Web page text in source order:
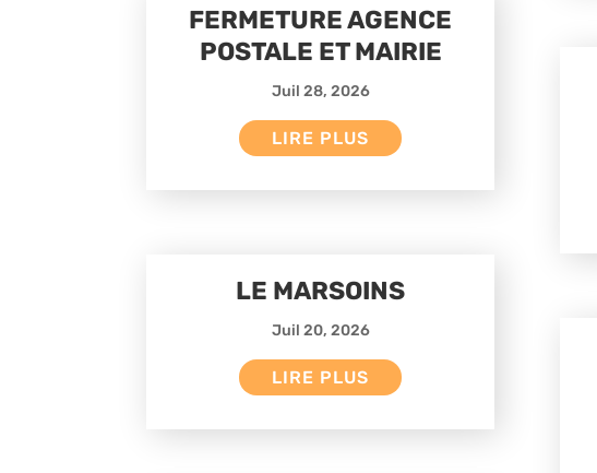
FERMETURE AGENCE
POSTALE ET MAIRIE
Juil 28, 2026
LIRE PLUS
LE MARSOINS
Juil 20, 2026
LIRE PLUS